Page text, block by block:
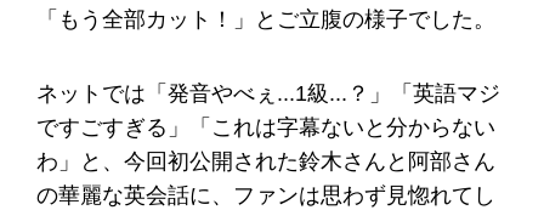
「もう全部カット！」とご立腹の様子でした。
ネットでは「発音やべぇ...1級...？」「英語マジ
ですごすぎる」「これは字幕ないと分からない
わ」と、今回初公開された鈴木さんと阿部さん
の華麗な英会話に、ファンは思わず見惚れてし